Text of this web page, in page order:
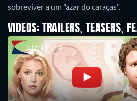
sobreviver a um "azar do caraças".
VIDEOS: TRAILERS, TEASERS,